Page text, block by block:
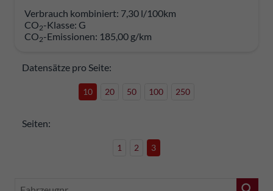
Verbrauch kombiniert: 7,30 l/100km
CO2-Klasse: G
CO2-Emissionen: 185,00 g/km
Datensätze pro Seite:
10 20 50 100 250
Seiten:
1 2 3
Fahrzeugnr.